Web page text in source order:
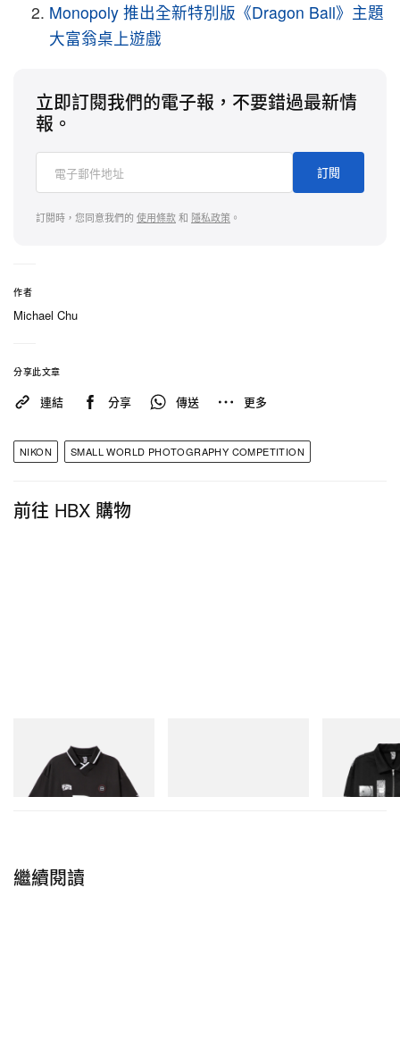
Monopoly 推出全新特別版《Dragon Ball》主題
大富翁桌上遊戲
立即訂閱我們的電子報，不要錯過最新情
報。
訂閱
訂閱時，您同意我們的 使用條款和 隱私政策 。
作者
Michael Chu
分享此文章
連結 分享 傳送 更多
NIKON SMALL WORLD PHOTOGRAPHY COMPETITION
前往 HBX 購物
Billionaire Boys Club X Initial
D Game Shirt
立即購入
Billionaire
D Cotton Jacket
立即購入
繼續閱讀